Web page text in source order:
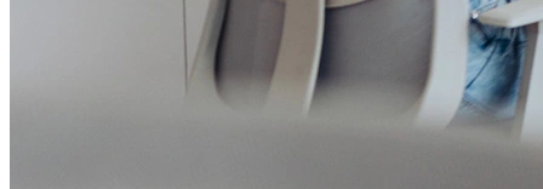
CNPJ 04.740.876/0001-25 | Alameda Xingu, 512, 3º, 4º e 16º (parte)
andares, Alphaville, Barueri/SP | CEP 06455-030